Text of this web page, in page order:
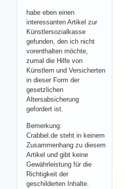
habe eben einen
interessanten Artikel zur
Künstlersozialkasse
gefunden, den ich nicht
vorenthalten möchte,
zumal die Hilfe von
Künstlern und Versicherten
in dieser Form der
gesetzlichen
Altersabsicherung
gefordert ist.
Bemerkung:
Crabbel.de steht in keinem
Zusammenhang zu diesem
Artikel und gibt keine
Gewährleistung für die
Richtigkeit der
geschilderten Inhalte.